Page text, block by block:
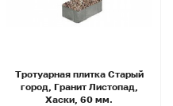
Тротуарная плитка Старый
город, Гранит Листопад,
Хаски, 60 мм.